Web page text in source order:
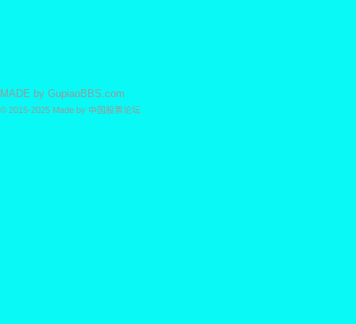
MADE by GupiaoBBS.com
© 2015-2025 Made by 中国股票论坛